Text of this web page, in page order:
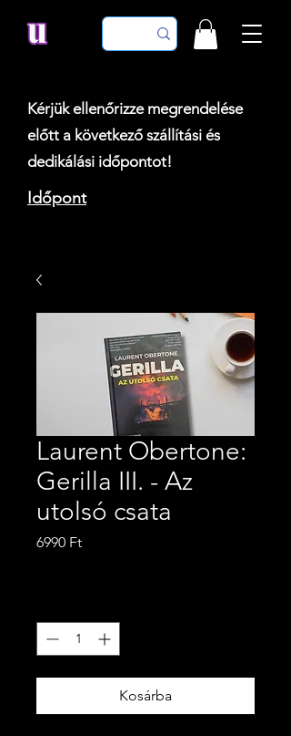
Kérjük ellenőrizze megrendelése
előtt a következő szállítási és
dedikálási időpontot!
Időpont
Laurent Obertone:
Gerilla III. - Az
utolsó csata
6990 FtÁr
Kosárba